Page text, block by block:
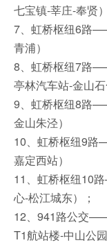
七宝镇-莘庄-奉贤
7、虹桥枢纽6路
青浦）
8、虹桥枢纽7路
亭林汽车站-金山石
9、虹桥枢纽8路
金山朱泾）
10、虹桥枢纽9
嘉定西站）
11、虹桥枢纽10
心-松江城东）；
12、941路公交
T1航站楼-中山公